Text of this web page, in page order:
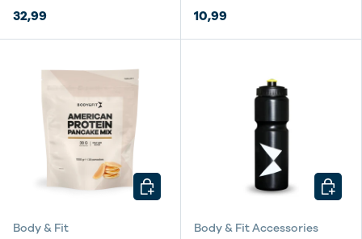
32,99
10,99
Body & Fit
KIES MOGELIJKHEDEN
Body & Fit Accessories
KIES